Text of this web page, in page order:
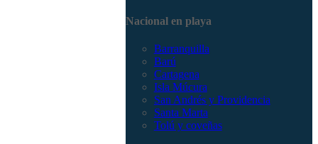
Nacional en playa
Barranquilla
Barú
Cartagena
Isla Múcura
San Andrés y Providencia
Santa Marta
Tolú y coveñas